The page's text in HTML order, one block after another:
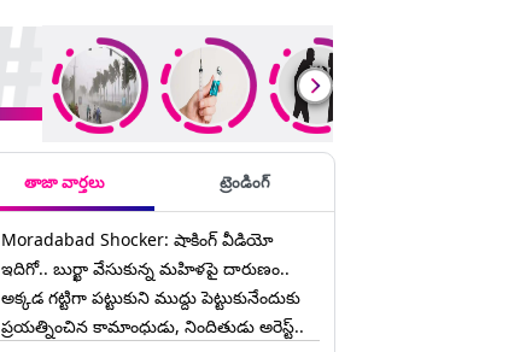
తాజా వార్తలు ట్రెండింగ్
Moradabad Shocker: షాకింగ్ వీడియో
ఇదిగో.. బుర్ఖా వేసుకున్న మహిళపై దారుణం..
అక్కడ గట్టిగా పట్టుకుని ముద్దు పెట్టుకునేందుకు
ప్రయత్నించిన కామాంధుడు, నిందితుడు అరెస్ట్..